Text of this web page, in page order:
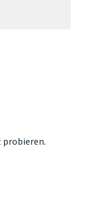
probieren.